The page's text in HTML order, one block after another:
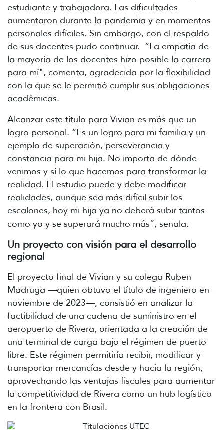
estudiante y trabajadora. Las dificultades
aumentaron durante la pandemia y en momentos
personales difíciles. Sin embargo, con el respaldo
de sus docentes pudo continuar. “La empatía de
la mayoría de los docentes hizo posible la carrera
para mí", comenta, agradecida por la flexibilidad
con la que se le permitió cumplir sus obligaciones
académicas.
Alcanzar este título para Vivian es más que un
logro personal. “Es un logro para mi familia y un
ejemplo de superación, perseverancia y
constancia para mi hija. No importa de dónde
venimos y sí lo que hacemos para transformar la
realidad. El estudio puede y debe modificar
realidades, aunque sea más difícil subir los
escalones, hoy mi hija ya no deberá subir tantos
como yo y se superará mucho más”, señala.
Un proyecto con visión para el desarrollo
regional
El proyecto final de Vivian y su colega Ruben
Madruga —quien obtuvo el título de ingeniero en
noviembre de 2023—, consistió en analizar la
factibilidad de una cadena de suministro en el
aeropuerto de Rivera, orientada a la creación de
una terminal de carga bajo el régimen de puerto
libre. Este régimen permitiría recibir, modificar y
transportar mercancías desde y hacia la región,
aprovechando las ventajas fiscales para aumentar
la competitividad de Rivera como un hub logístico
en la frontera con Brasil.